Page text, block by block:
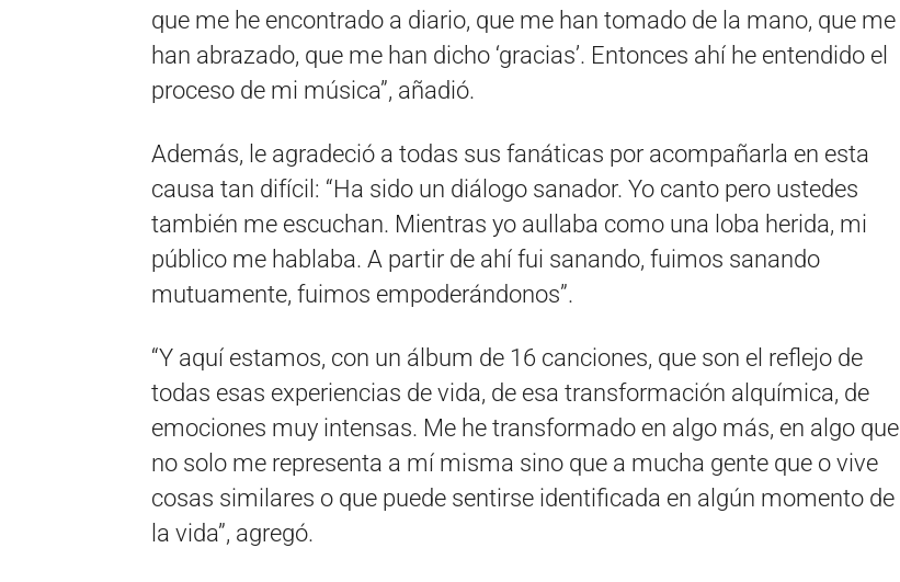
que me he encontrado a diario, que me han tomado de la mano, que me
han abrazado, que me han dicho ‘gracias’. Entonces ahí he entendido el
proceso de mi música”, añadió.
Además, le agradeció a todas sus fanáticas por acompañarla en esta
causa tan difícil: “Ha sido un diálogo sanador. Yo canto pero ustedes
también me escuchan. Mientras yo aullaba como una loba herida, mi
público me hablaba. A partir de ahí fui sanando, fuimos sanando
mutuamente, fuimos empoderándonos”.
“Y aquí estamos, con un álbum de 16 canciones, que son el reflejo de
todas esas experiencias de vida, de esa transformación alquímica, de
emociones muy intensas. Me he transformado en algo más, en algo que
no solo me representa a mí misma sino que a mucha gente que o vive
cosas similares o que puede sentirse identificada en algún momento de
la vida”, agregó.